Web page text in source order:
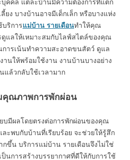
ยง บางบ้านอาจมีเด็กเล็ก หรือบางแห่ง
ริการแม่บ้าน รายเดือนทำให้คุณ
แลให้เหมาะสมกับไลฟ์สไตล์ของคุณ
การเน้นทำความสะอาดขนสัตว์ ดูแล
านให้พร้อมใช้งาน งานบ้านบางอย่าง
แล้วกลับใช้เวลามาก
คุณภาพการพักผ่อน
บมีผลโดยตรงต่อการพักผ่อนของคุณ
ละพบกับบ้านที่เรียบร้อย จะช่วยให้รู้สึก
ขึ้น บริการแม่บ้าน รายเดือนจึงไม่ใช่
นการสร้างบรรยากาศที่ดีให้กับการใช้